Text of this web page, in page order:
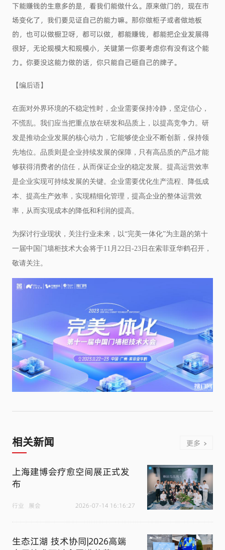
下能赚钱的生意多的是，看我们能做什么。原来做门的，现在市
场变化了，我们要见证自己的能力嘛。那你做柜子或者做地板
的，也可以做橱卫呀，都可以做，都能赚钱，都能把企业发展得
很好，无论规模大和规模小，关键第一你要考虑你有没有这个能
力。你要没这能力做的话，你只能自己砸自己的牌子。
【编后语】
在面对外界环境的不稳定性时，企业需要保持冷静，坚定信心，
不慌乱。我们应当把重点放在研发和品质上，以提高竞争力。研
发是推动企业发展的核心动力，它能够使企业不断创新，保持领
先地位。品质则是企业持续发展的保障，只有高品质的产品才能
够获得消费者的信任，从而保证企业的稳定发展。提高运营效率
是企业实现可持续发展的关键。企业需要优化生产流程、降低成
本、提高生产效率，实现精细化管理，提高企业的整体运营效
率，从而实现成本的降低和利润的提高。
为探讨行业现状，关注行业未来，以“完美一体化”为主题的第十
一届中国门墙柜技术大会将于11月22日-23日在索菲亚华鹤召开，
敬请关注。
相关新闻 更多
上海建博会疗愈空间展正式发
布
行业 展会 2026-07-14 16:16:27
生态江湖 技术协同|2026高端